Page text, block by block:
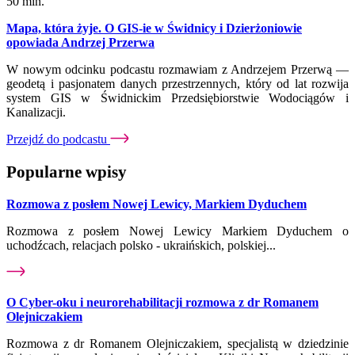
Mapa, która żyje. O GIS-ie w Świdnicy i Dzierżoniowie
opowiada Andrzej Przerwa
W nowym odcinku podcastu rozmawiam z Andrzejem Przerwą —
geodetą i pasjonatem danych przestrzennych, który od lat rozwija
system GIS w Świdnickim Przedsiębiorstwie Wodociągów i
Kanalizacji.
Przejdź do podcastu
Popularne wpisy
Rozmowa z posłem Nowej Lewicy, Markiem Dyduchem
Rozmowa z posłem Nowej Lewicy Markiem Dyduchem o
uchodźcach, relacjach polsko - ukraińskich, polskiej...
O Cyber-oku i neurorehabilitacji rozmowa z dr Romanem
Olejniczakiem
Rozmowa z dr Romanem Olejniczakiem, specjalistą w dziedzinie